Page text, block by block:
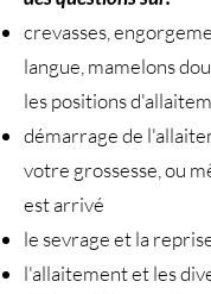
crevasses,
langue, mamelons
les positions
démarrage de
votre grossesse, ou
est arrivé
le sevrage et la
l'allaitement et les